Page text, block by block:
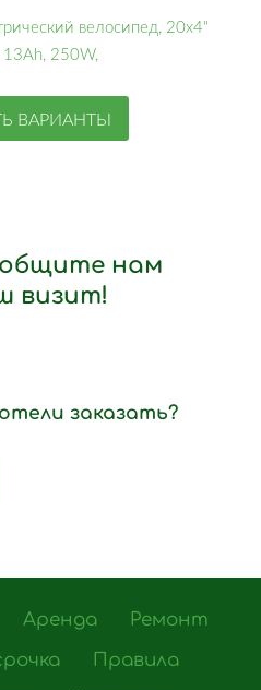
нам
визит!
заказать?
велосипед, 20x4"
250W,
ВАРИАНТЫ
Аренда
Ремонт
Правила